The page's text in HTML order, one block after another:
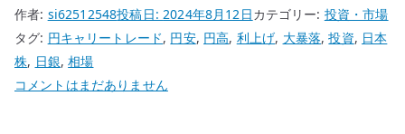
作者: si62512548投稿日:2024年8月12日カテゴリー: 投資・市場
タグ: 円キャリートレード, 円安, 円高, 利上げ, 大暴落,投資, 日本
株, 日銀,相場
2024
コメントはまだありません